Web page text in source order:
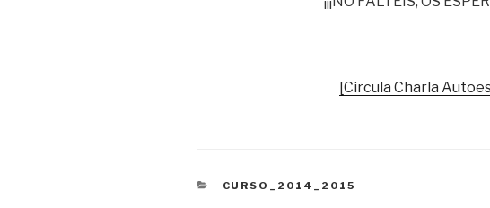
[Circula Charla
CATEGORÍAS
CURSO_2014_2015